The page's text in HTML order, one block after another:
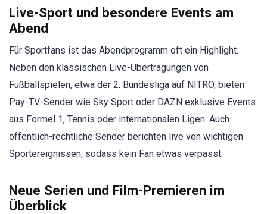
Live-Sport und besondere Events am
Abend
Für Sportfans ist das Abendprogramm oft ein Highlight.
Neben den klassischen Live-Übertragungen von
Fußballspielen, etwa der 2. Bundesliga auf NITRO, bieten
Pay-TV-Sender wie Sky Sport oder DAZN exklusive Events
aus Formel 1, Tennis oder internationalen Ligen. Auch
öffentlich-rechtliche Sender berichten live von wichtigen
Sportereignissen, sodass kein Fan etwas verpasst.
Neue Serien und Film-Premieren im
Überblick